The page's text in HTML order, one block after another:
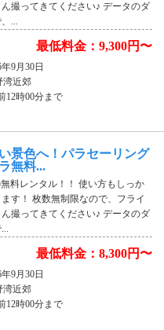
撮ってきてください♪ データのダ
...
最低料金：9,300円〜
9月30日
近郊
12時00分まで
景色へ！パラセーリング
無料...
料レンタル！！ 使い方もしっか
す！ 枚数無制限なので、フライ
撮ってきてください♪ データのダ
最低料金：8,300円〜
9月30日
近郊
12時00分まで